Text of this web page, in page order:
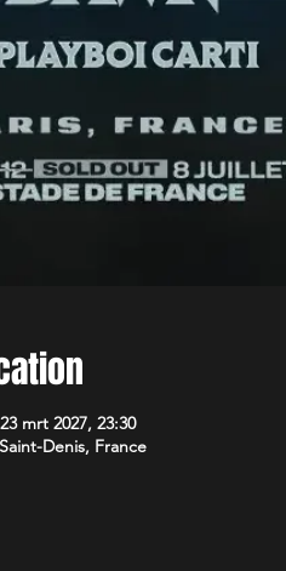
mrt 2027, 23:30
Denis, France